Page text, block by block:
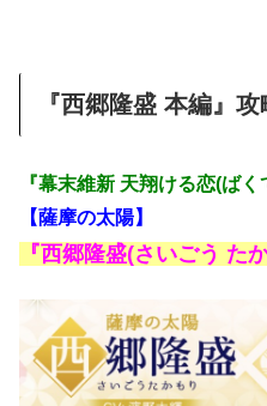
『西郷隆盛 本編』攻
『幕末維新 天翔ける恋(ばく
【薩摩の太陽】
『西郷隆盛(さいごう た